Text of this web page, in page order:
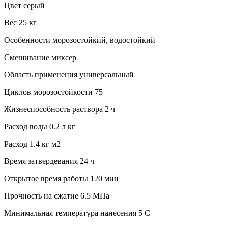
Цвет серый
Вес 25 кг
Особенности морозостойкий, водостойкий
Смешивание миксер
Область применения универсальный
Циклов морозостойкости 75
Жизнеспособность раствора 2 ч
Расход воды 0.2 л кг
Расход 1.4 кг м2
Время затвердевания 24 ч
Открытое время работы 120 мин
Прочность на сжатие 6.5 МПа
Минимальная температура нанесения 5 C